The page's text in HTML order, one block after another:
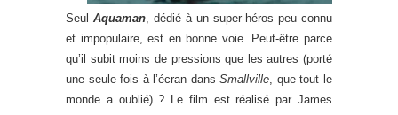
Seul Aquaman , dédié à un super-héros peu connu
et impopulaire, est en bonne voie. Peut-être parce
qu’il subit moins de pressions que les autres (porté
une seule fois à l’écran dansSmallville , que tout le
monde a oublié) ? Le film est réalisé par James